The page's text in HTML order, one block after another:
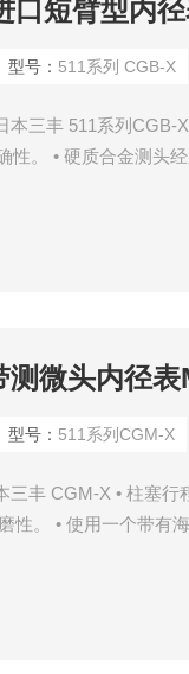
口短臂型内
型号： 511系列 CGB-X
本三丰 511系列CGB-
性。 • 硬质合金测头
表不能与内径表或者
量前，帮助内径表准确
测微头内径
型号： 511系列CGM-X
丰 CGM-X • 柱塞行
性。 • 使用一个带有